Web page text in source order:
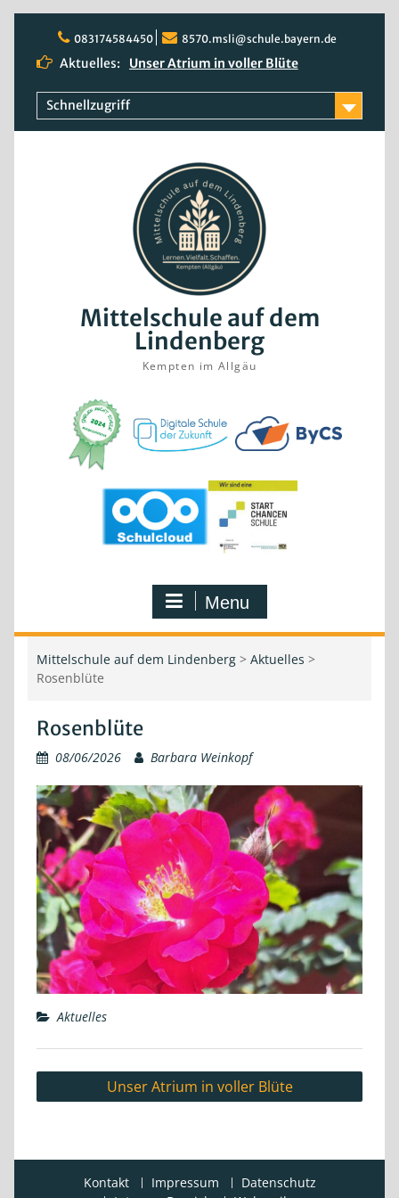
content
083174584450 8570.msli@schule.bayern.de
Aktuelles:
Unser Atrium in voller Blüte
Rosenblüte
Schnellzugriff
Mittelschule auf dem
Lindenberg
Kempten im Allgäu
Menu
Mittelschule auf dem Lindenberg> Aktuelles >
Rosenblüte
Rosenblüte
08/06/2026 Barbara Weinkopf
Aktuelles
Beitragsnavigation
Unser Atrium in voller Blüte
Kontakt Impressum
Datenschutz